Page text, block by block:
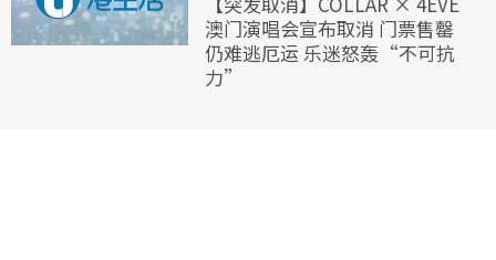
澳门演唱会宣布取消 门票售罄
仍难逃厄运 乐迷怒轰“不可抗
力”